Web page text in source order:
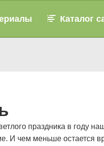
Каталог
праздника в году
И чем меньше остается